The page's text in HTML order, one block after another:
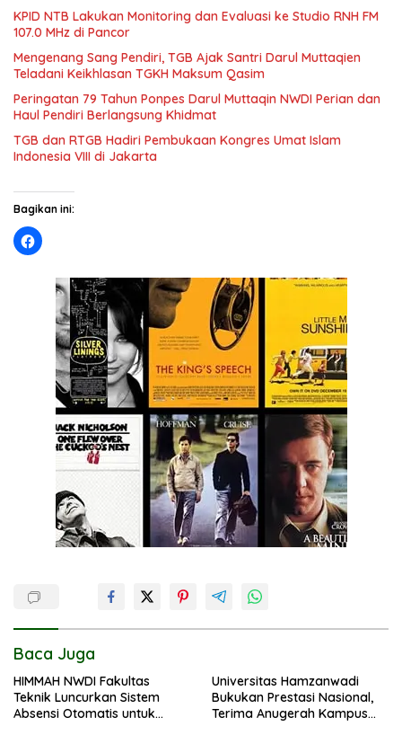
KPID NTB Lakukan Monitoring dan Evaluasi ke Studio RNH FM
107.0 MHz di Pancor
Mengenang Sang Pendiri, TGB Ajak Santri Darul Muttaqien
Teladani Keikhlasan TGKH Maksum Qasim
Peringatan 79 Tahun Ponpes Darul Muttaqin NWDI Perian dan
Haul Pendiri Berlangsung Khidmat
TGB dan RTGB Hadiri Pembukaan Kongres Umat Islam
Indonesia VIII di Jakarta
Bagikan ini:
Baca Juga
HIMMAH NWDI Fakultas
Teknik Luncurkan Sistem
Absensi Otomatis untuk
Universitas Hamzanwadi
Bukukan Prestasi Nasional,
Terima Anugerah Kampus